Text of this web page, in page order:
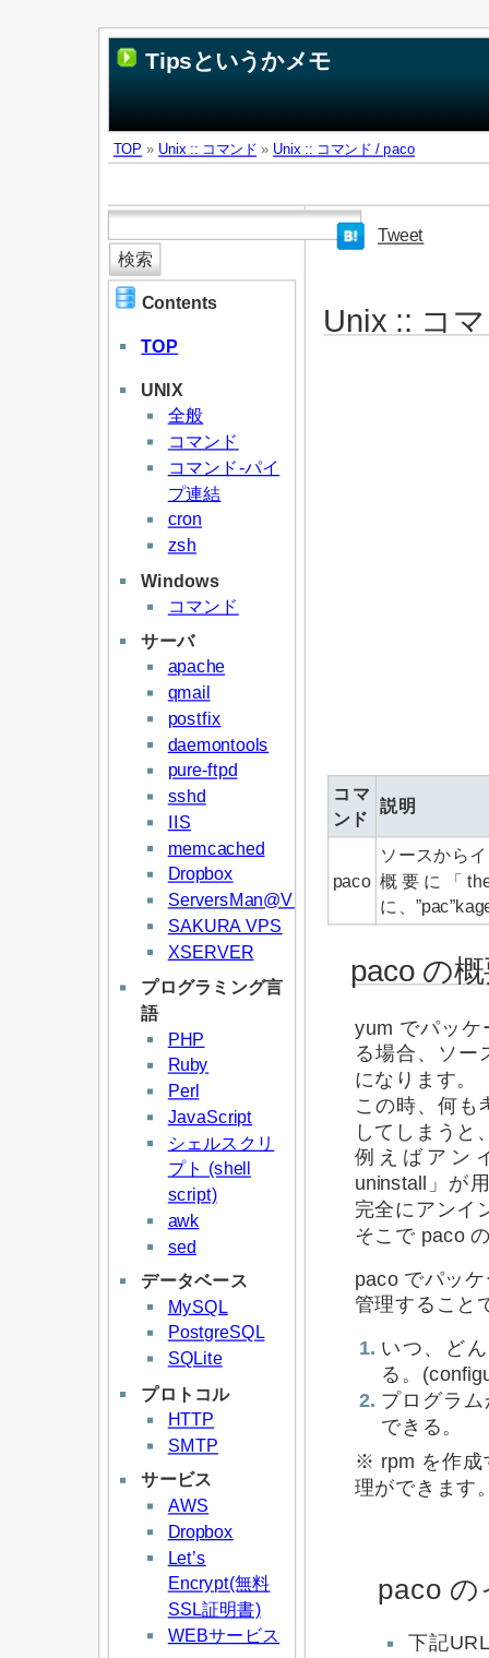
Tipsというかメモ
TOP » Unix :: コマンド » Unix :: コマンド / paco
Contents
TOP
UNIX
全般
コマンド
コマンド-パイ
プ連結
cron
zsh
Windows
コマンド
サーバ
apache
qmail
postfix
daemontools
pure-ftpd
sshd
IIS
memcached
Dropbox
ServersMan@VPS
SAKURA VPS
XSERVER
プログラミング言
語
PHP
Ruby
Perl
JavaScript
シェルスクリ
プト (shell
script)
awk
sed
データベース
MySQL
PostgreSQL
SQLite
プロトコル
HTTP
SMTP
サービス
AWS
Dropbox
Let’s
Encrypt(無料
SSL証明書)
WEBサービス
Tweet
Unix :: コ
コマ
ンド
説明
paco
ソースから
概要に「
に、
paco の
yum でパッケ
る場合、ソー
になります。
この時、何も
してしまうと
例えばアン
uninstall」が
完全にアンイ
そこで paco
paco でパッ
管理すること
いつ、ど
る。
プログラ
できる。
※ rpm を作成
理ができます
paco の
下記